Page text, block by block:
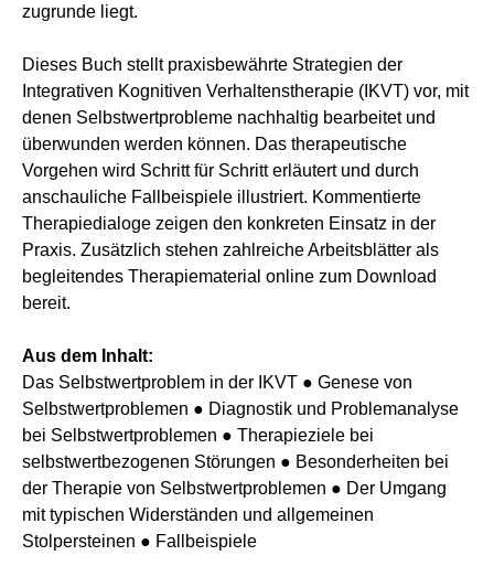
zugrunde liegt.
Dieses Buch stellt praxisbewährte Strategien der
Integrativen Kognitiven Verhaltenstherapie (IKVT) vor, mit
denen Selbstwertprobleme nachhaltig bearbeitet und
überwunden werden können. Das therapeutische
Vorgehen wird Schritt für Schritt erläutert und durch
anschauliche Fallbeispiele illustriert. Kommentierte
Therapiedialoge zeigen den konkreten Einsatz in der
Praxis. Zusätzlich stehen zahlreiche Arbeitsblätter als
begleitendes Therapiematerial online zum Download
bereit.
Aus dem Inhalt:
Das Selbstwertproblem in der IKVT ● Genese von
Selbstwertproblemen ● Diagnostik und Problemanalyse
bei Selbstwertproblemen ● Therapieziele bei
selbstwertbezogenen Störungen ● Besonderheiten bei
der Therapie von Selbstwertproblemen ● Der Umgang
mit typischen Widerständen und allgemeinen
Stolpersteinen ● Fallbeispiele